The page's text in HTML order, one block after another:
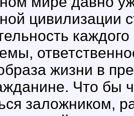
цивилизации
жизни в
Что бы
заложником,